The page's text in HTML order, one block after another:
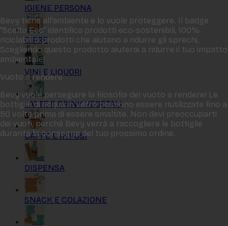
IGIENE PERSONA
BIRRE
VINI E LIQUORI
LATTE E DRINK VEGETALI
CAFFÈ E INFUSI
DISPENSA
SNACK E COLAZIONE
Bevy tiene all‘ambiente e lo vuole proteggere. Il badge
“Scelta Eco“ identifica prodotti eco-sostenibili, 100%
riciclabili o prodotti che aiutano a ridurre gli sprechi.
Scegliendo questo prodotto aiuterai a ridurre il tuo impatto
ambientale!
Vuoto a rendere
Bevy vuole perseguire la filosofia del vuoto a rendere! Le
bottiglie di acqua in vetro possono essere riutilizzate fino a
50 volte prima di essere smaltite. Non devi preoccuparti
dei vuoti, perché Bevy verrà a raccogliere le bottiglie
durante la consegna del tuo prossimo ordine.